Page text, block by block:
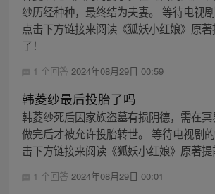
纱历经种种，最终结为夫妻。 等待电视
点击下方链接来阅读《狐妖小红娘》原
了！
1 个回答 2024年08月29日 00:59
韩菱纱最后投胎了吗
韩菱纱死后因家族盗墓有损阴德，需在冥
做完后才被允许投胎转世。 等待电视剧
击下方链接来阅读《狐妖小红娘》原著提
1 个回答 2024年08月29日 00:01